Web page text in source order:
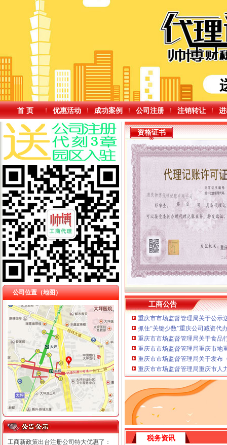
首 页 优惠活动 成功案例 公司注册 注销转让
公司位置（地图）
工商新政策出台注册公司特大优惠了：
资格证书
工商公告
重庆市市场监督管理局关于公示
抓住“关键少数”重庆公司减资代
重庆市市场监督管理局关于食品
重庆市市场监督管理局重庆市地
重庆市市场监督管理局关于发布
重庆市市场监督管理局重庆市人
税务资讯